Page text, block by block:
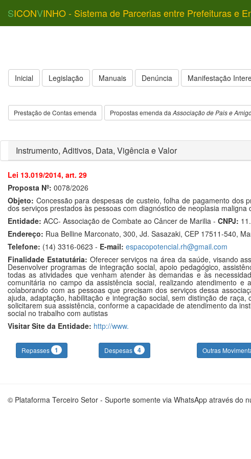
SICONVINHO - Sistema de Parcerias entre Prefeituras e
Inicial Legislação Manuais Denúncia Manifestação
Prestação de Contas emenda Propostas emenda da Associação de Pais e
Instrumento, Aditivos, Data, Vigência e Valor
Lei 13.019/2014, art. 29
Proposta Nº: 0078/2026
Objeto: Concessão para despesas de custeio, folha de pagamento dos
dos serviços prestados às pessoas com diagnóstico de neoplasia
Entidade: ACC- Associação de Combate ao Câncer de Marilia - CNPJ:
Endereço: Rua Belline Marconato, 300, Jd. Sasazaki, CEP 17511-540,
Telefone: (14) 3316-0623 - E-mail: espacopotencial.rh@gmail.com
Finalidade Estatutária: Oferecer serviços na área da saúde, visando
Desenvolver programas de integração social, apoio pedagógico,
todas as atividades que venham atender às demandas e às
comunitária no campo da assistência social, realizando atendimento
colaborando com as pessoas que precisam dos serviços dessa
ajuda, adaptação, habilitação e integração social, sem distinção de
solicitarem sua assistência, conforme a capacidade de atendimento da
social no trabalho com autistas
Visitar Site da Entidade: http://www.
Repasses 1 Despesas 4 Outras
© Plataforma Terceiro Setor - Suporte somente via WhatsApp através do